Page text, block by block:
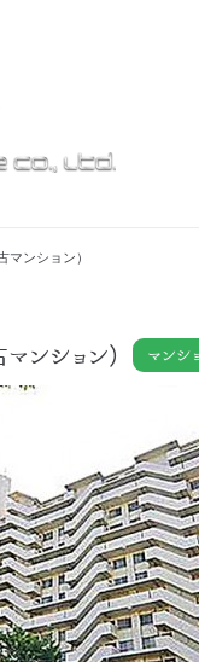
ンション）
ンション） マンシ